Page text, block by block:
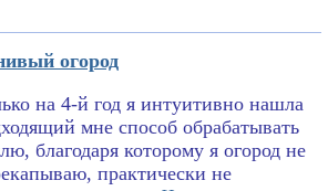
огород
на 4-й год я интуитивно нашла
мне способ обрабатывать
благодаря которому я огород не
практически не